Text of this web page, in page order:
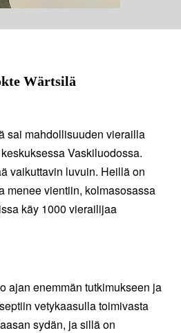
Wärtsilä
sai mahdollisuuden vierailla
Vaskiluodossa.
vaikuttavin luvuin. Heillä on
menee vientiin, kolmasosassa
käy 1000 vierailijaa
ajan enemmän tutkimukseen ja
vetykaasulla toimivasta
sydän, ja sillä on